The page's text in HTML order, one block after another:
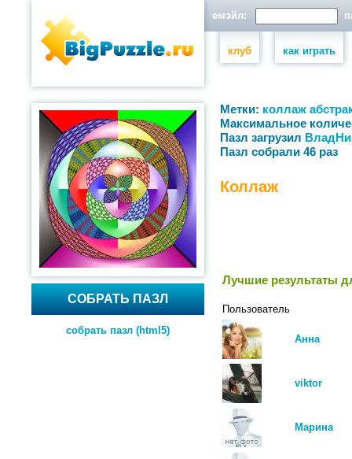
емэйл:
клуб как играть
СОБРАТЬ ПАЗЛ
собрать пазл (html5)
Метки: коллаж
Максимальное
Пазл загрузил
Пазл собрали 46 раз
Коллаж
Лучшие результаты
Пользователь
Анна
viktor
Марина